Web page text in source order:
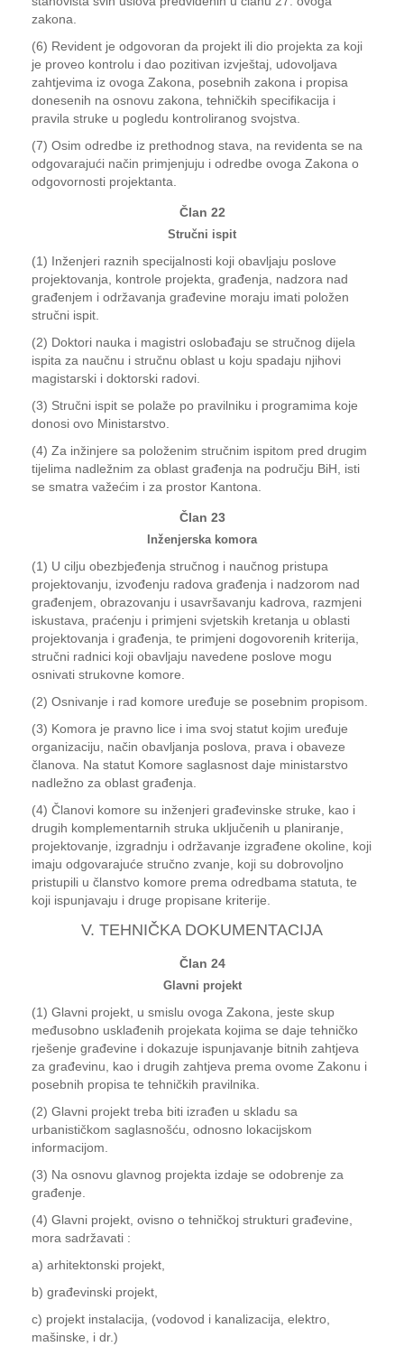
zakona.
(6) Revident je odgovoran da projekt ili dio projekta za koji
je proveo kontrolu i dao pozitivan izvještaj, udovoljava
zahtjevima iz ovoga Zakona, posebnih zakona i propisa
donesenih na osnovu zakona, tehničkih specifikacija i
pravila struke u pogledu kontroliranog svojstva.
(7) Osim odredbe iz prethodnog stava, na revidenta se na
odgovarajući način primjenjuju i odredbe ovoga Zakona o
odgovornosti projektanta.
Član 22
Stručni ispit
(1) Inženjeri raznih specijalnosti koji obavljaju poslove
projektovanja, kontrole projekta, građenja, nadzora nad
građenjem i održavanja građevine moraju imati položen
stručni ispit.
(2) Doktori nauka i magistri oslobađaju se stručnog dijela
ispita za naučnu i stručnu oblast u koju spadaju njihovi
magistarski i doktorski radovi.
(3) Stručni ispit se polaže po pravilniku i programima koje
donosi ovo Ministarstvo.
(4) Za inžinjere sa položenim stručnim ispitom pred drugim
tijelima nadležnim za oblast građenja na području BiH, isti
se smatra važećim i za prostor Kantona.
Član 23
Inženjerska komora
(1) U cilju obezbjeđenja stručnog i naučnog pristupa
projektovanju, izvođenju radova građenja i nadzorom nad
građenjem, obrazovanju i usavršavanju kadrova, razmjeni
iskustava, praćenju i primjeni svjetskih kretanja u oblasti
projektovanja i građenja, te primjeni dogovorenih kriterija,
stručni radnici koji obavljaju navedene poslove mogu
osnivati strukovne komore.
(2) Osnivanje i rad komore uređuje se posebnim propisom.
(3) Komora je pravno lice i ima svoj statut kojim uređuje
organizaciju, način obavljanja poslova, prava i obaveze
članova. Na statut Komore saglasnost daje ministarstvo
nadležno za oblast građenja.
(4) Članovi komore su inženjeri građevinske struke, kao i
drugih komplementarnih struka uključenih u planiranje,
projektovanje, izgradnju i održavanje izgrađene okoline, koji
imaju odgovarajuće stručno zvanje, koji su dobrovoljno
pristupili u članstvo komore prema odredbama statuta, te
koji ispunjavaju i druge propisane kriterije.
V. TEHNIČKA DOKUMENTACIJA
Član 24
Glavni projekt
(1) Glavni projekt, u smislu ovoga Zakona, jeste skup
međusobno usklađenih projekata kojima se daje tehničko
rješenje građevine i dokazuje ispunjavanje bitnih zahtjeva
za građevinu, kao i drugih zahtjeva prema ovome Zakonu i
posebnih propisa te tehničkih pravilnika.
(2) Glavni projekt treba biti izrađen u skladu sa
urbanističkom saglasnošću, odnosno lokacijskom
informacijom.
(3) Na osnovu glavnog projekta izdaje se odobrenje za
građenje.
(4) Glavni projekt, ovisno o tehničkoj strukturi građevine,
mora sadržavati :
a) arhitektonski projekt,
b) građevinski projekt,
c) projekt instalacija, (vodovod i kanalizacija, elektro,
mašinske, i dr.)